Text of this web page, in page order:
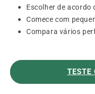
Escolher de acordo
Comece com
Compara vários
TESTE